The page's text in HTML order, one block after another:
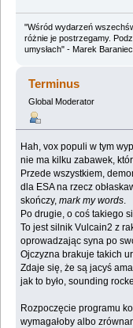
"Wśród wydarzeń
różnie je postrzegamy.
umysłach" - Marek
Terminus
Global Moderator
Hah, vox populi w tym
nie ma kilku zabawek,
Przede wszystkiem,
dla ESA na rzecz
skończy,mark my words
Po drugie, o coś takiego
To jest silnik Vulcain2 z
oprowadzając syna po
Ojczyzna brakuje takich
Zdaje się, że są jacyś
jak to było, sounding
Rozpoczęcie programu
wymagałoby albo